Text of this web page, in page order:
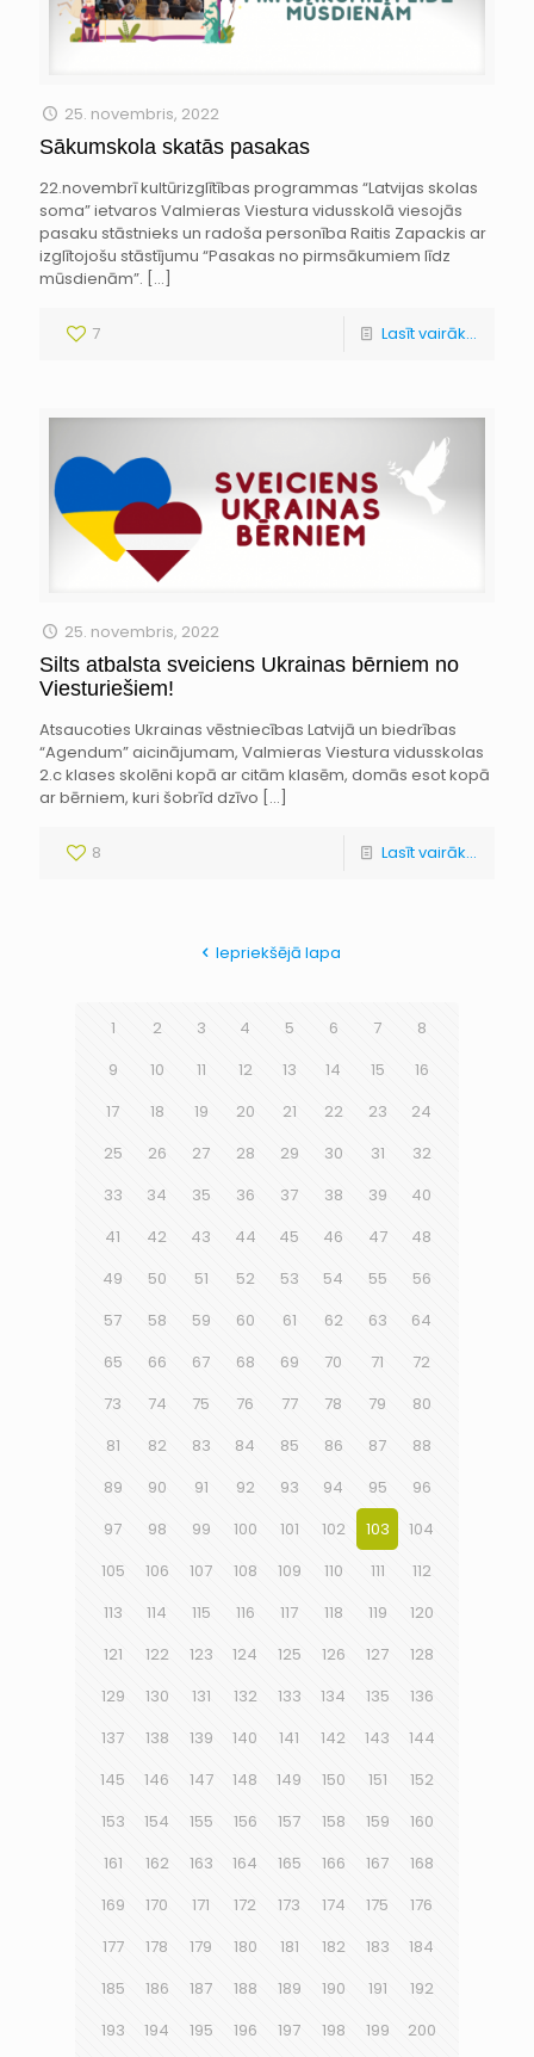
25. novembris, 2022
Sākumskola skatās pasakas
22.novembrī kultūrizglītības programmas “Latvijas skolas
soma” ietvaros Valmieras Viestura vidusskolā viesojās
pasaku stāstnieks un radoša personība Raitis Zapackis ar
izglītojošu stāstījumu “Pasakas no pirmsākumiem līdz
mūsdienām”. […]
7 Lasīt vairāk...
25. novembris, 2022
Silts atbalsta sveiciens Ukrainas bērniem no
Viesturiešiem!
Atsaucoties Ukrainas vēstniecības Latvijā un biedrības
“Agendum” aicinājumam, Valmieras Viestura vidusskolas
2.c klases skolēni kopā ar citām klasēm, domās esot kopā
ar bērniem, kuri šobrīd dzīvo […]
8 Lasīt vairāk...
Iepriekšējā lapa
1 2 3 4 5 6 7
8
9
10 11 12 13 14 15
16
17
18 19 20 21 22 23
24
25
26 27 28 29 30 31
32
33
34 35 36 37 38 39
40
41
42 43 44 45 46 47
48
49
50 51 52 53 54 55
56
57
58 59 60 61 62 63
64
65
66 67 68 69 70 71
72
73
74 75 76 77 78 79
80
81
82 83 84 85 86 87
88
89
90 91 92 93 94 95
96
97
98 99 100 101 102 103
104
105
106 107 108 109 110 111
112
113
114 115 116 117 118 119
120
121
122 123 124 125 126 127
128
129
130 131 132 133 134 135
136
137
138 139 140 141 142 143
144
145
146 147 148 149 150 151
152
153
154 155 156 157 158 159
160
161
162 163 164 165 166 167
168
169
170 171 172 173 174 175
176
177
178 179 180 181 182 183
184
185
186 187 188 189 190 191
192
193
194 195 196 197 198 199
200